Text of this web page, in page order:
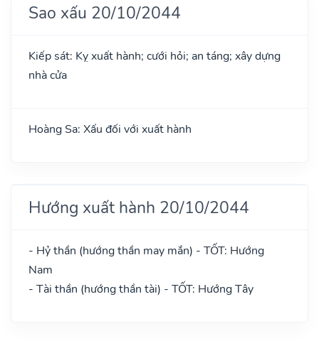
Sao xấu 20/10/2044
Kiếp sát: Kỵ xuất hành; cưới hỏi; an táng; xây dựng
nhà cửa
Hoàng Sa: Xấu đối với xuất hành
Hướng xuất hành 20/10/2044
- Hỷ thần (hướng thần may mắn) - TỐT: Hướng
Nam
- Tài thần (hướng thần tài) - TỐT: Hướng Tây